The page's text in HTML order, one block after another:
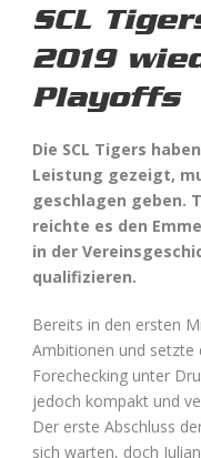
SCL
2019
Playoffs
Die SCL Tigers
Leistung gezeigt,
geschlagen geben.
reichte es den
in der
qualifizieren.
Bereits in den ersten
Ambitionen und setzte
Forechecking unter
jedoch kompakt und
Der erste Abschluss
sich warten, doch